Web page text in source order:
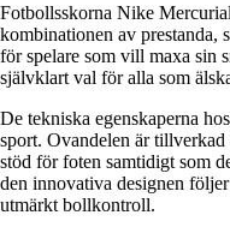
Fotbollsskorna Nike
kombinationen av prestanda,
för spelare som vill maxa sin
självklart val för alla som
De tekniska egenskaperna
sport. Ovandelen är
stöd för foten samtidigt som
den innovativa designen
utmärkt bollkontroll.